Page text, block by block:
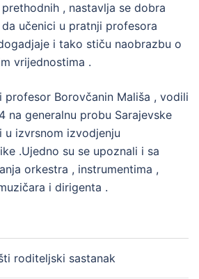
, nastavlja se dobra
učenici u pratnji profesora
i tako stiču naobrazbu o
vrijednostima .
profesor Borovčanin Mališa , vodili
na generalnu probu Sarajevske
u izvrsnom izvodjenju
.Ujedno su se upoznali i sa
orkestra , instrumentima ,
i dirigenta .
roditeljski sastanak